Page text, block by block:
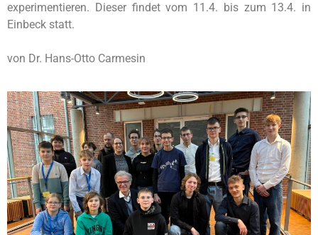
experimentieren. Dieser findet vom 11.4. bis zum 13.4. in
Einbeck statt.
von Dr. Hans-Otto Carmesin